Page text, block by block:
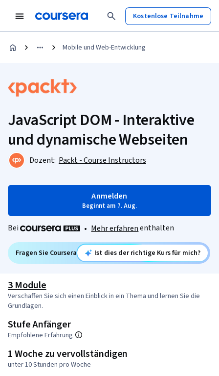
Kostenlose Teilnahme
Mobile und Web-Entwicklung
JavaScript DOM - Interaktive
und dynamische Webseiten
Dozent: Packt - Course Instructors
Anmelden
Beginnt am 7. Aug.
Bei • Mehr erfahrenenthalten
Fragen Sie Coursera Ist dies der richtige Kurs für mich?
3 Module
Verschaffen Sie sich einen Einblick in ein Thema und lernen Sie die
Grundlagen.
Stufe Anfänger
Empfohlene Erfahrung
1 Woche zu vervollständigen
unter 10 Stunden pro Woche